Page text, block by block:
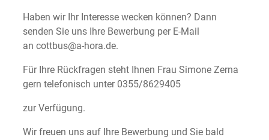
Haben wir Ihr Interesse wecken können? Dann
senden Sie uns Ihre Bewerbung per E-Mail
an cottbus@a-hora.de.
Für Ihre Rückfragen steht Ihnen Frau Simone Zerna
gern telefonisch unter 0355/8629405
zur Verfügung.
Wir freuen uns auf Ihre Bewerbung und Sie bald